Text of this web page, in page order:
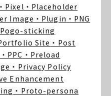
・Pixel ・Placeholder
Image ・Plugin ・PNG
Pogo-sticking
Site ・Post
・PPC ・Preload
・Privacy Policy
Enhancement
・Proto-persona